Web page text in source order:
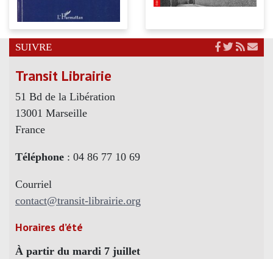
SUIVRE
Transit Librairie
51 Bd de la Libération
13001 Marseille
France
Téléphone : 04 86 77 10 69
Courriel
contact@transit-librairie.org
Horaires d’été
À partir du mardi 7 juillet